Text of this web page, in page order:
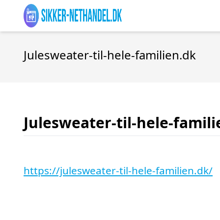
Julesweater-til-hele-familien.dk
Julesweater-til-hele-
https://julesweater-til-hele-familien.dk/